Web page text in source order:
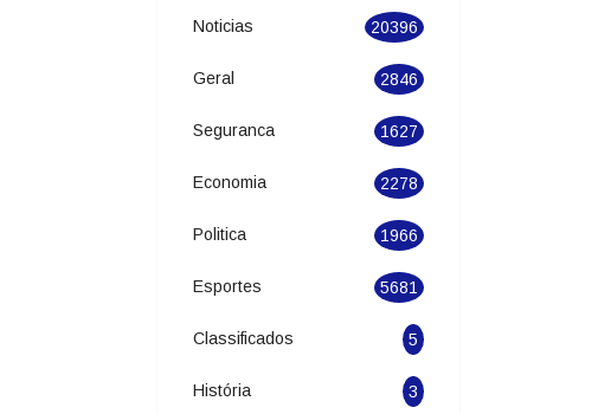
Cidades 551
Noticias 20396
Geral 2846
Seguranca 1627
Economia 2278
Politica 1966
Esportes 5681
Classificados 5